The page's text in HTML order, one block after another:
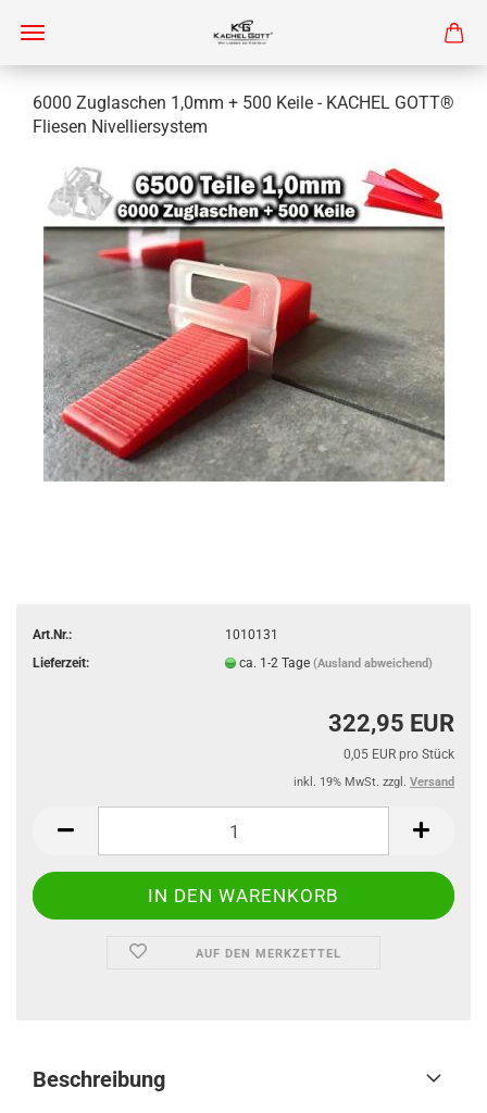
6000 Zuglaschen 1,0mm + 500 Keile - KACHEL GOTT®
Fliesen Nivelliersystem
Art.Nr.:
1010131
Lieferzeit:
ca. 1-2 Tage (Ausland abweichend)
322,95 EUR
0,05 EUR pro Stück
inkl. 19% MwSt. zzgl. Versand
AUF DEN MERKZETTEL
Beschreibung